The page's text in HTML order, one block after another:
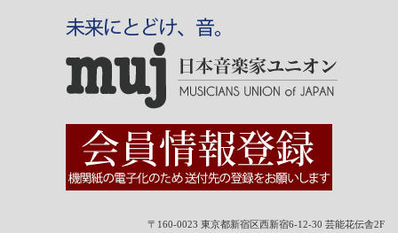
〒160-0023 東京都新宿区西新宿6-12-30 芸能花伝舎2F